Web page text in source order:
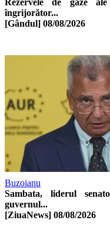
Rezervele de gaze
îngrijorător...
[Gândul] 08/08/2026
Buzoianu
Sambata, liderul
guvernul...
[ZiuaNews] 08/08/2026